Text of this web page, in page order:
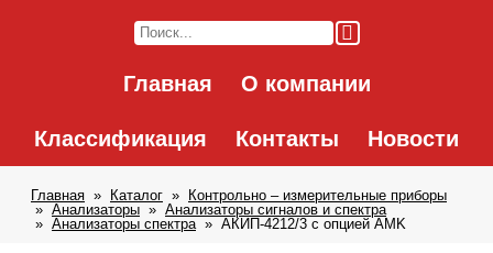
Главная О компании
Классификация Контакты Новости
Главная Каталог
Контрольно – измерительные приборы
Анализаторы
Анализаторы сигналов и спектра
Анализаторы спектра
АКИП-4212/3 с опцией AMK